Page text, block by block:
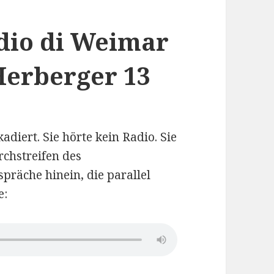
di Weimar
13
Sie hörte kein Radio. Sie
des
hinein, die parallel
Patricia Herberger 13